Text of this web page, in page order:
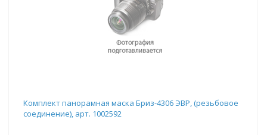
Комплект панорамная маска Бриз-4306 ЭВР, (резьбовое
соединение), арт. 1002592